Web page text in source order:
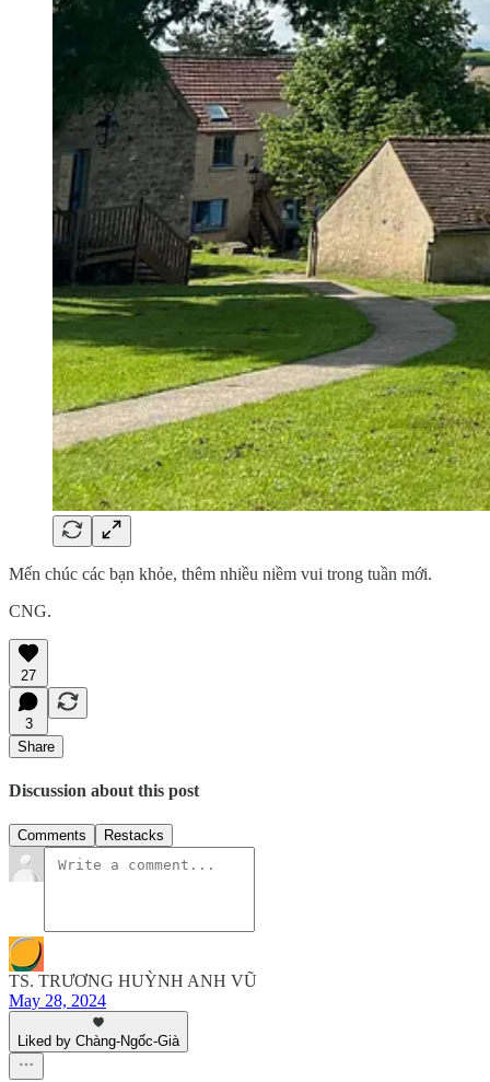
Mến chúc các bạn khỏe, thêm nhiều niềm vui trong tuần mới.
CNG.
27
3
Share
Discussion about this post
Comments Restacks
TS. TRƯƠNG HUỲNH ANH VŨ
May 28, 2024
Liked by Chàng-Ngốc-Già